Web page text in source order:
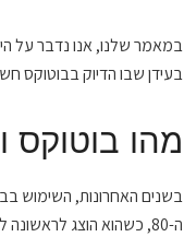
במאמר שלנו, אנו נדבר על
בעידן שבו הדיוק בבוטוקס
מהו בוטוקס
בשנים האחרונות, השימוש
ה-80, כשהוא הוצג לראשונה לטיפול בעוויתות בעיניים.